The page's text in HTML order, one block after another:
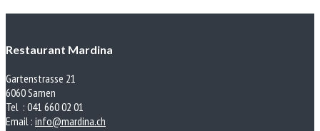
Restaurant Mardina
Gartenstrasse 21
6060 Sarnen
Tel : 041 660 02 01
Email : info@mardina.ch